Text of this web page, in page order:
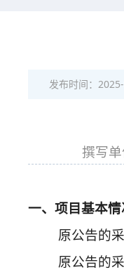
发布时间：
撰写单
一、项目基本情
原公告的
原公告的